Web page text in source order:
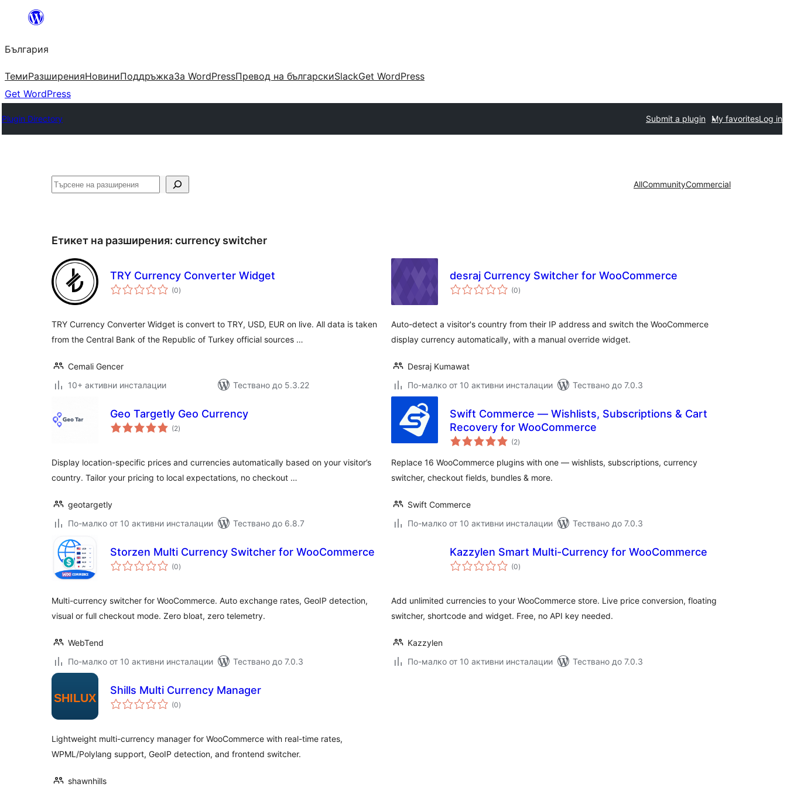
България
ТемиРазширенияНовиниПоддръжкаЗа WordPressПревод на българскиSlackGet WordPress
Get WordPress
Plugin Directory Submit a plugin My favoritesLog in
Търсене AllCommunityCommercial
Етикет на разширения: currency switcher
TRY Currency Converter Widget
(0общо
оценки
)
TRY Currency Converter Widget is convert to TRY, USD, EUR on live. All data is taken
from the Central Bank of the Republic of Turkey official sources …
Cemali Gencer
10+ активни инсталации
Тествано до 5.3.22
desraj Currency Switcher for WooCommerce
(0общо
оценки
)
Auto-detect a visitor's country from their IP address and switch the WooCommerce
display currency automatically, with a manual override widget.
Desraj Kumawat
По-малко от 10 активни инсталации
Тествано до 7.0.3
Geo Targetly Geo Currency
(2общо
оценки
)
Display location-specific prices and currencies automatically based on your visitor’s
country. Tailor your pricing to local expectations, no checkout …
geotargetly
По-малко от 10 активни инсталации
Тествано до 6.8.7
Swift Commerce — Wishlists, Subscriptions & Cart
Recovery for WooCommerce
(2общо
оценки
)
Replace 16 WooCommerce plugins with one — wishlists, subscriptions, currency
switcher, checkout fields, bundles & more.
Swift Commerce
По-малко от 10 активни инсталации
Тествано до 7.0.3
Storzen Multi Currency Switcher for WooCommerce
(0общо
оценки
)
Multi-currency switcher for WooCommerce. Auto exchange rates, GeoIP detection,
visual or full checkout mode. Zero bloat, zero telemetry.
WebTend
По-малко от 10 активни инсталации
Тествано до 7.0.3
Kazzylen Smart Multi-Currency for WooCommerce
(0общо
оценки
)
Add unlimited currencies to your WooCommerce store. Live price conversion, floating
switcher, shortcode and widget. Free, no API key needed.
Kazzylen
По-малко от 10 активни инсталации
Тествано до 7.0.3
Shills Multi Currency Manager
(0общо
оценки
)
Lightweight multi-currency manager for WooCommerce with real-time rates,
WPML/Polylang support, GeoIP detection, and frontend switcher.
shawnhills